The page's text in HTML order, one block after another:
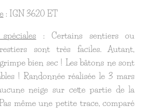
: IGN 3620 ET
: Certains sentiers ou
sont très faciles. Autant,
bien sec ! Les bâtons ne sont
! Randonnée réalisée le 3 mars
neige sur cette partie de la
même une petite trace, comparé